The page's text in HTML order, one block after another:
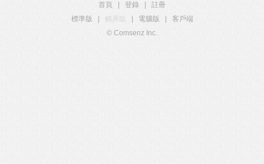
首頁 登錄
註冊
標準版
觸屏版 電腦版
客戶端
© Comsenz Inc.